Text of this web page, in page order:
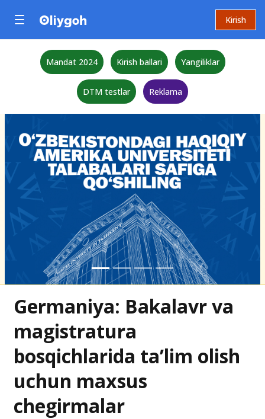
Kirish
Mandat 2024 Kirish ballari Yangiliklar
DTM testlar Reklama
Germaniya: Bakalavr va
magistratura
bosqichlarida ta’lim olish
uchun maxsus
chegirmalar